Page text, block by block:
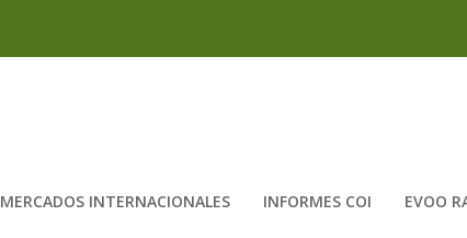
MERCADOS INTERNACIONALES INFORMES COI EVOO